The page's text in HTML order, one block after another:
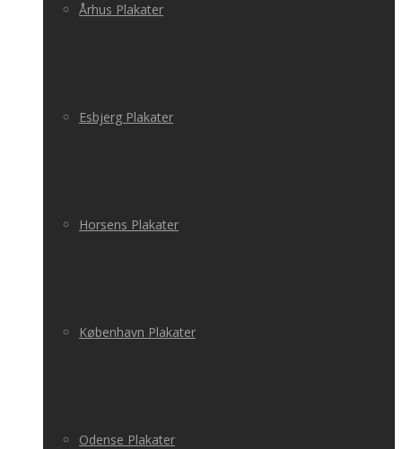
Århus Plakater
Esbjerg Plakater
Horsens Plakater
København Plakater
Odense Plakater